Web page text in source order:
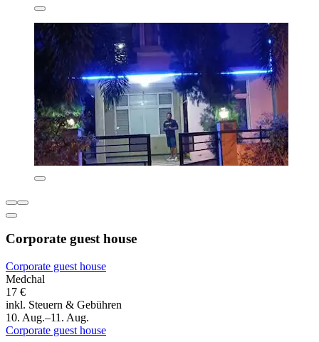
Corporate guest house
Corporate guest house
Medchal
17 €
inkl. Steuern & Gebühren
10. Aug.–11. Aug.
Corporate guest house